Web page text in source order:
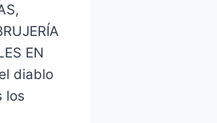
EN
diablo
los